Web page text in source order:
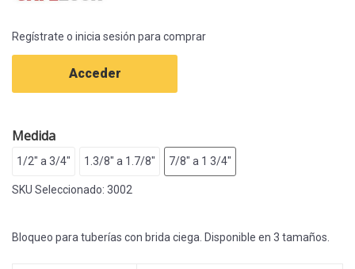
Regístrate o inicia sesión para comprar
Acceder
Medida
1/2" a 3/4" 1.3/8" a 1.7/8" 7/8" a 1 3/4"
SKU Seleccionado: 3002
Bloqueo para tuberías con brida ciega. Disponible en 3 tamaños.